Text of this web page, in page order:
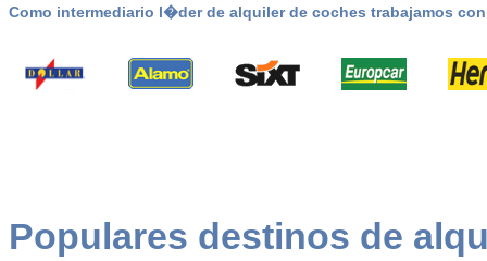
Como intermediario l�der de alquiler de coches trabajamos
Populares destinos de